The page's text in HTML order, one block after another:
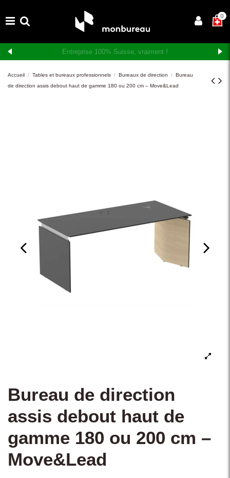
×0
Livraison et montage gratuits en Suisse romande
Accueil Tables et bureaux professionnels Bureaux de direction
Bureau
de direction assis debout haut de gamme 180 ou 200 cm – Move&Lead
Bureau de direction
assis debout haut de
gamme 180 ou 200 cm –
Move&Lead